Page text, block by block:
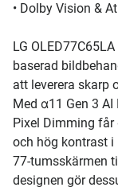
• Dolby Vision &
LG
baserad
att leverera skarp
Med α11 Gen 3
Pixel Dimming får
och hög kontrast i
77-tumsskärmen
designen gör